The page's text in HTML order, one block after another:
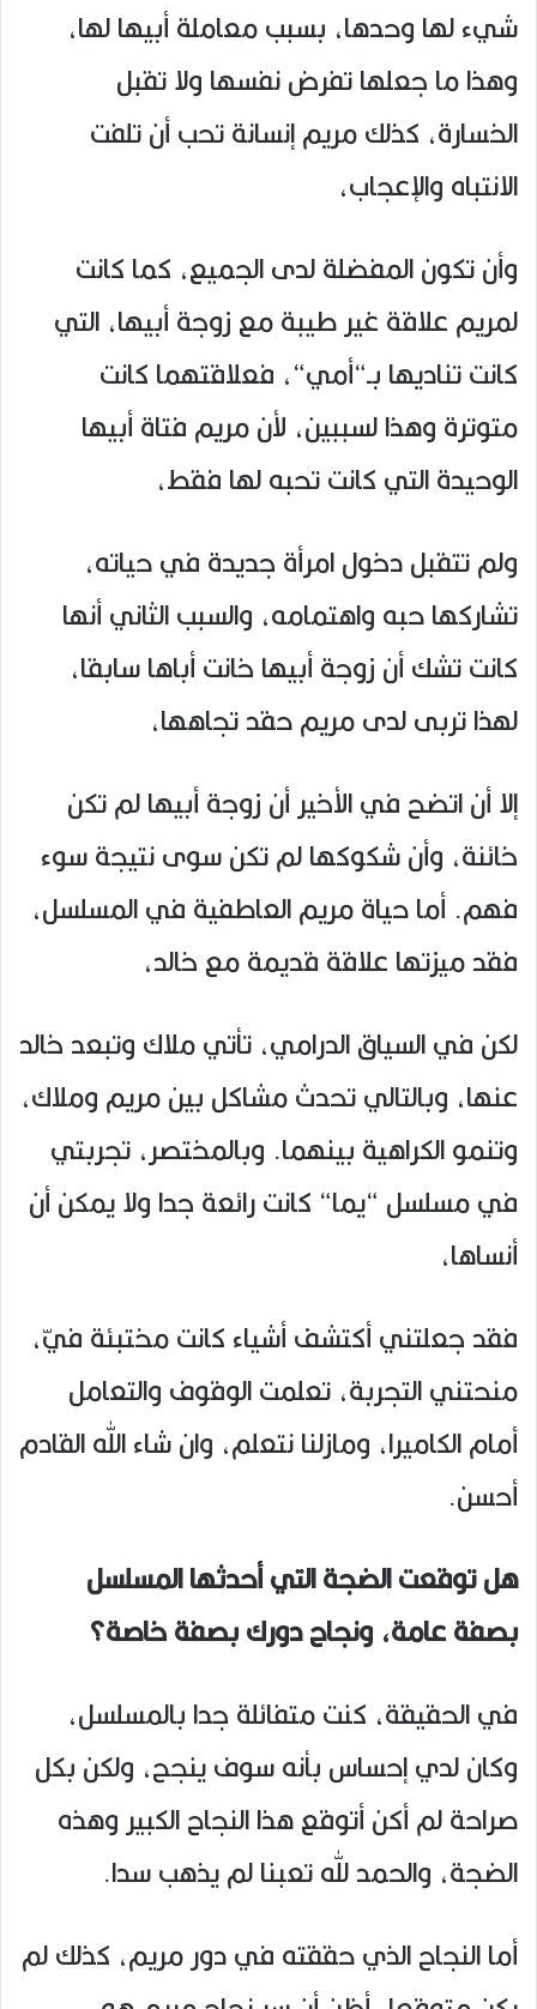
شيء لها وحدها، بسبب معاملة أبيها لها،
وهذا ما جعلها تفرض نفسها ولا تقبل
الخسارة، كذلك مريم إنسانة تحب أن تلفت
الانتباه والإعجاب،
وأن تكون المفضلة لدى الجميع، كما كانت
لمريم علاقة غير طيبة مع زوجة أبيها، التي
كانت تناديها بـ“أمي“، فعلاقتهما كانت
متوترة وهذا لسببين، لأن مريم فتاة أبيها
الوحيدة التي كانت تحبه لها فقط،
ولم تتقبل دخول امرأة جديدة في حياته،
تشاركها حبه واهتمامه، والسبب الثاني أنها
كانت تشك أن زوجة أبيها خانت أباها سابقا،
لهذا تربى لدى مريم حقد تجاهها،
إلا أن اتضح في الأخير أن زوجة أبيها لم تكن
خائنة، وأن شكوكها لم تكن سوى نتيجة سوء
فهم. أما حياة مريم العاطفية في المسلسل،
فقد ميزتها علاقة قديمة مع خالد،
لكن في السياق الدرامي، تأتي ملاك وتبعد خالد
عنها، وبالتالي تحدث مشاكل بين مريم وملاك،
وتنمو الكراهية بينهما. وبالمختصر، تجربتي
في مسلسل “يما“ كانت رائعة جدا ولا يمكن أن
أنساها،
فقد جعلتني أكتشف أشياء كانت مختبئة فيّ،
منحتني التجربة، تعلمت الوقوف والتعامل
أمام الكاميرا، ومازلنا نتعلم، وان شاء الله القادم
أحسن.
هل توقعت الضجة التي أحدثها المسلسل
بصفة عامة، ونجاح دورك بصفة خاصة؟
في الحقيقة، كنت متفائلة جدا بالمسلسل،
وكان لدي إحساس بأنه سوف ينجح، ولكن بكل
صراحة لم أكن أتوقع هذا النجاح الكبير وهذه
الضجة، والحمد لله تعبنا لم يذهب سدا.
أما النجاح الذي حققته في دور مريم، كذلك لم